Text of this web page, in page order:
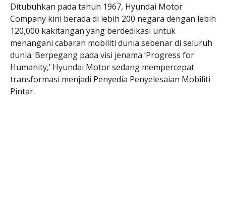
Ditubuhkan pada tahun 1967, Hyundai Motor
Company kini berada di lebih 200 negara dengan lebih
120,000 kakitangan yang berdedikasi untuk
menangani cabaran mobiliti dunia sebenar di seluruh
dunia. Berpegang pada visi jenama ‘Progress for
Humanity,’ Hyundai Motor sedang mempercepat
transformasi menjadi Penyedia Penyelesaian Mobiliti
Pintar.